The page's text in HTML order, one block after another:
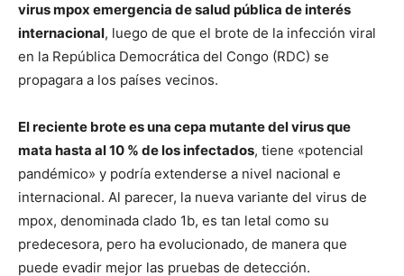
virus mpox emergencia de salud pública de interés
internacional, luego de que el brote de la infección viral
en la República Democrática del Congo (RDC) se
propagara a los países vecinos.
El reciente brote es una cepa mutante del virus que
mata hasta al 10 % de los infectados, tiene «potencial
pandémico» y podría extenderse a nivel nacional e
internacional. Al parecer, la nueva variante del virus de
mpox, denominada clado 1b, es tan letal como su
predecesora, pero ha evolucionado, de manera que
puede evadir mejor las pruebas de detección.